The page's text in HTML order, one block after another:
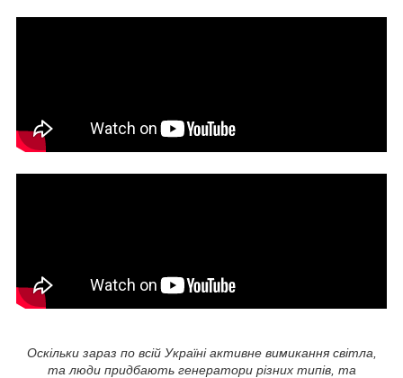
Оскільки зараз по всій Україні активне вимикання світла,
та люди придбають генератори різних типів, та